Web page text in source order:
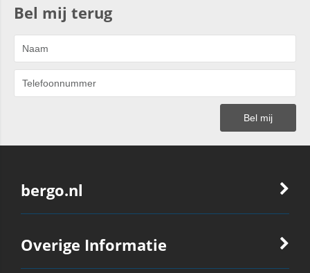
Bel mij terug
bergo.nl
Overige Informatie